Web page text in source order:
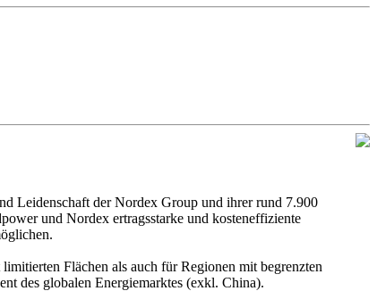
Leidenschaft der Nordex Group und ihrer rund 7.900
und Nordex ertragsstarke und kosteneffiziente
Flächen als auch für Regionen mit begrenzten
des globalen Energiemarktes (exkl. China).